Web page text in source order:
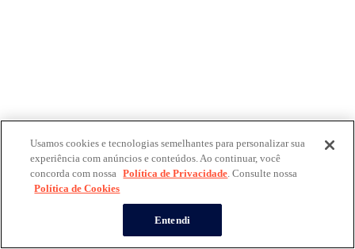
Usamos cookies e tecnologias semelhantes para personalizar sua
experiência com anúncios e conteúdos. Ao continuar, você
concorda com nossa Política de Privacidade. Consulte nossa
Política de Cookies
Entendi